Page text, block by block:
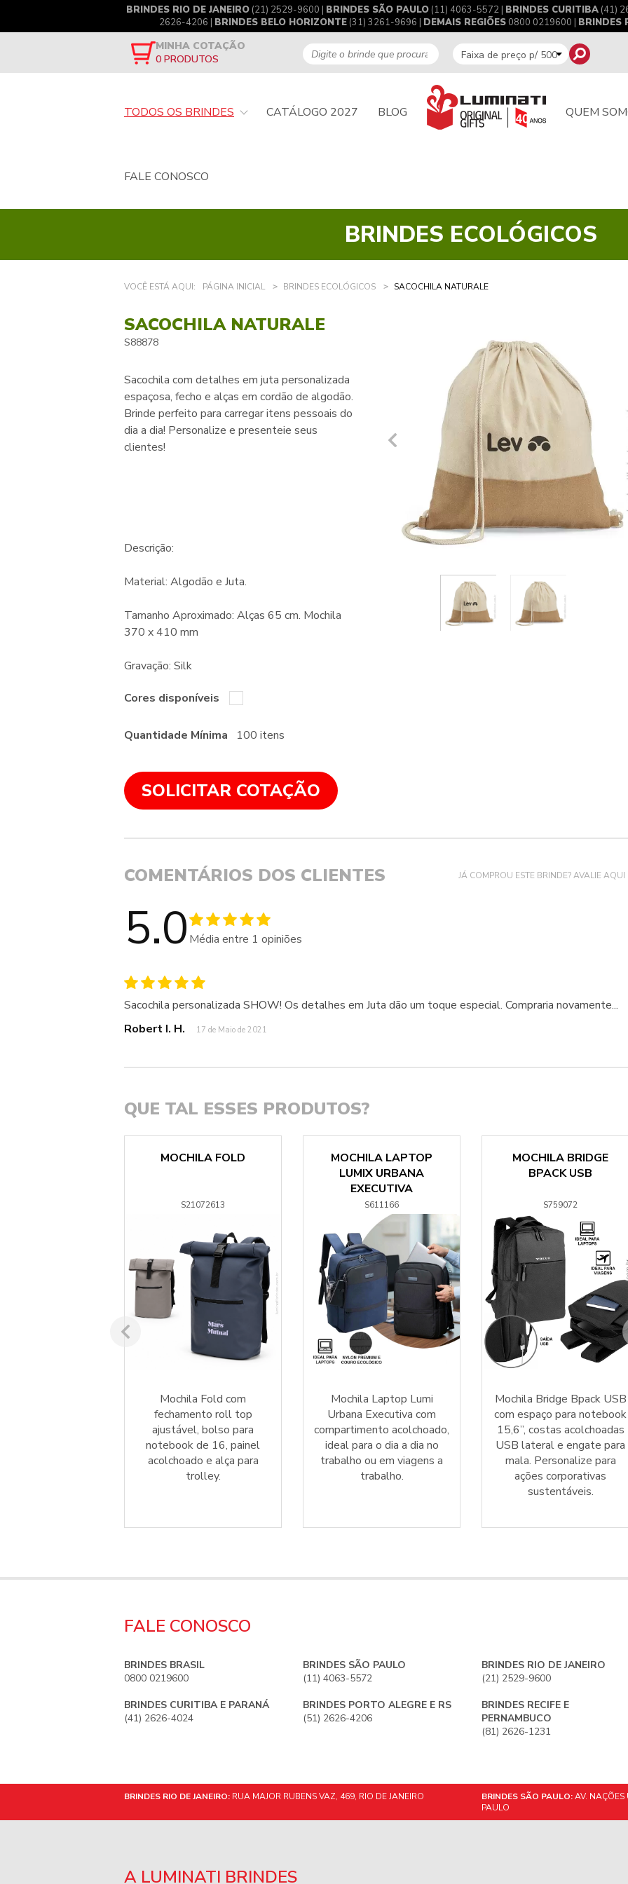
BRINDES RIO DE JANEIRO(21) 2529-9600 | BRINDES SÃO PAULO(11) 4063-5572 | BRINDES CURITIBA(41)
2626-4206 | BRINDES BELO HORIZONTE (31) 3261-9696 | DEMAIS REGIÕES 0800 0219600 | BRINDES
MINHA COTAÇÃO
0 PRODUTOS
TODOS OS BRINDES CATÁLOGO 2027 BLOG QUEM
FALE CONOSCO
BRINDES ECOLÓGICOS
VOCÊ ESTÁ AQUI: PÁGINA INICIAL BRINDES ECOLÓGICOS SACOCHILA NATURALE
SACOCHILA NATURALE
S88878
Sacochila com detalhes em juta personalizada
espaçosa, fecho e alças em cordão de algodão.
Brinde perfeito para carregar itens pessoais do
dia a dia! Personalize e presenteie seus
clientes!
Descrição:
Material: Algodão e Juta.
Tamanho Aproximado: Alças 65 cm. Mochila
370 x 410 mm
Gravação: Silk
Cores disponíveis
Quantidade Mínima 100 itens
SOLICITAR COTAÇÃO
COMENTÁRIOS DOS CLIENTES JÁ COMPROU ESTE BRINDE? AVALIE AQUI
5.0 Média entre 1 opiniões
Sacochila personalizada SHOW! Os detalhes em Juta dão um toque especial. Compraria novamente...
Robert I. H.
17 de Maio de 2021
QUE TAL ESSES PRODUTOS?
MOCHILA FOLD
S21072613
Mochila Fold com
fechamento roll top
ajustável, bolso para
notebook de 16, painel
acolchoado e alça para
trolley.
MOCHILA LAPTOP
LUMIX URBANA
EXECUTIVA
S611166
Mochila Laptop Lumi
Urbana Executiva com
compartimento acolchoado,
ideal para o dia a dia no
trabalho ou em viagens a
trabalho.
MOCHILA BRIDGE
BPACK USB
S759072
Mochila Bridge Bpack USB
com espaço para notebook
15,6”, costas acolchoadas
USB lateral e engate para
mala. Personalize para
ações corporativas
sustentáveis.
FALE CONOSCO
BRINDES BRASIL
0800 0219600
BRINDES CURITIBA E PARANÁ
(41) 2626-4024
BRINDES SÃO PAULO
(11) 4063-5572
BRINDES PORTO ALEGRE E RS
(51) 2626-4206
BRINDES RIO DE JANEIRO
(21) 2529-9600
BRINDES RECIFE E
PERNAMBUCO
(81) 2626-1231
BRINDES RIO DE JANEIRO: RUA MAJOR RUBENS VAZ, 469, RIO DE JANEIRO BRINDES SÃO PAULO:AV.
PAULO
A LUMINATI BRINDES